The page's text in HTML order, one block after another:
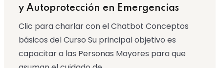
y Autoprotección en Emergencias
Clic para charlar con el Chatbot Conceptos
básicos del Curso Su principal objetivo es
capacitar a las Personas Mayores para que